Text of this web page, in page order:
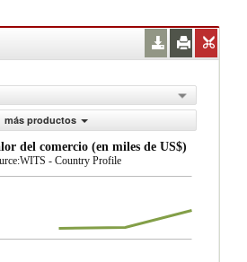
más productos
del comercio (en miles de US$)
- Country Profile